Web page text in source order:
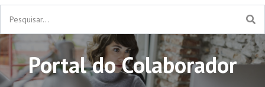
Portal do Colaborador